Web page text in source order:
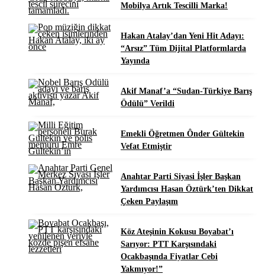
Mobilya Artık Tescilli Marka!
Hakan Atalay’dan Yeni Hit Adayı:
“Arsız” Tüm Dijital Platformlarda
Yayında
Akif Manaf’a “Sudan-Türkiye Barış
Ödülü” Verildi
Emekli Öğretmen Ônder Gültekin
Vefat Etmiştir
Anahtar Parti Siyasi İşler Başkan
Yardımcısı Hasan Öztürk’ten Dikkat
Çeken Paylaşım
Köz Ateşinin Kokusu Boyabat’ı
Sarıyor: PTT Karşısındaki
Ocakbaşında Fiyatlar Cebi
Yakmıyor!”